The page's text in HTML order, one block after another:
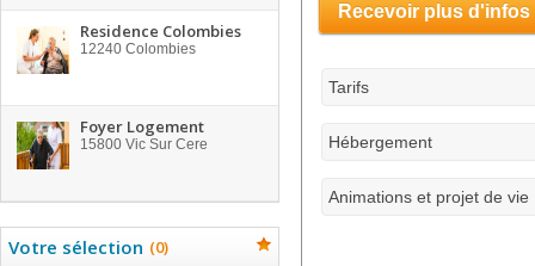
Residence Colombies
12240 Colombies
Foyer Logement
15800 Vic Sur Cere
Votre sélection (0)
Recevoir plus d'infos
Tarifs
Hébergement
Animations et projet de vie